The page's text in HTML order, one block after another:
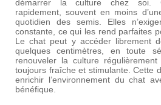
démarrer la culture chez soi.
rapidement, souvent en moins
quotidien des semis. Elles
constante, ce qui les rend parfaites
Le chat peut y accéder librement
quelques centimètres, en toute
renouveler la culture
toujours fraîche et stimulante. Cette
enrichir l’environnement du chat
bénéfique.